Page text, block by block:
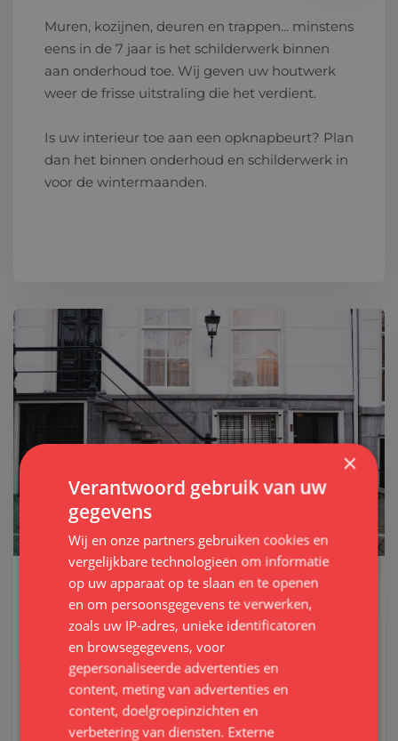
Muren, kozijnen, deuren en trappen... minstens
eens in de 7 jaar is het schilderwerk binnen
aan onderhoud toe. Wij geven uw houtwerk
weer de frisse uitstraling die het verdient.
Is uw interieur toe aan een opknapbeurt? Plan
dan het binnen onderhoud en schilderwerk in
voor de wintermaanden.
Buitenschilderwerk
Zon, wind en regen op de gevel. Vaak worden
de weersinvloeden op buiten houtwerk
onderschat.. Op tijd onderhouden van het
houtwerk voorkomt houtrot, vocht en
schimmel.
×
Verantwoord gebruik van uw
gegevens
Wij en onze partners gebruiken cookies en
vergelijkbare technologieën om informatie
op uw apparaat op te slaan en te openen
en om persoonsgegevens te verwerken,
zoals uw IP-adres, unieke identificatoren
en browsegegevens, voor
gepersonaliseerde advertenties en
content, meting van advertenties en
content, doelgroepinzichten en
verbetering van diensten. Externe